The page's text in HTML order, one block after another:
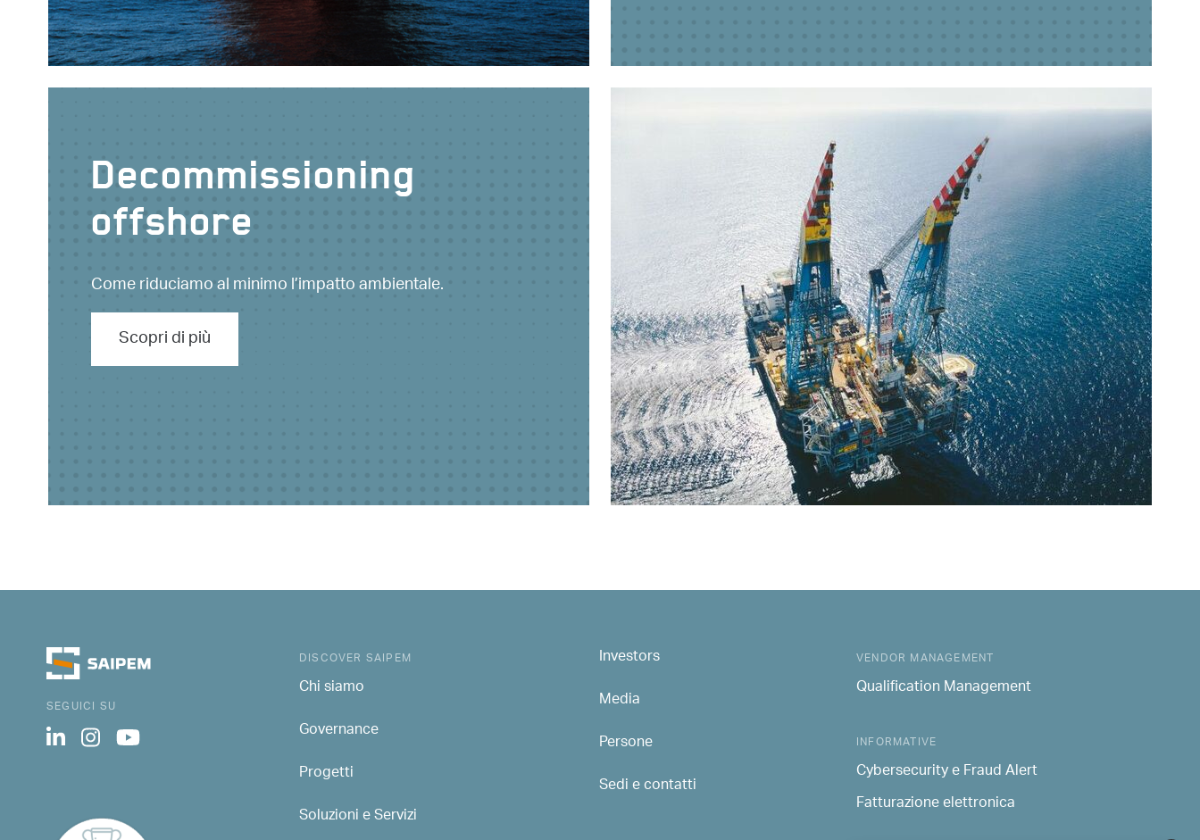
Decommissioning
offshore
Come riduciamo al minimo l’impatto ambientale.
Scopri di più
SEGUICI SU
DISCOVER SAIPEM
Chi siamo
Governance
Progetti
Soluzioni e Servizi
MAIN NAVIGATION
Investors
Media
Persone
Sedi e contatti
VENDOR MANAGEMENT
Qualification Management
INFORMATIVE
Cybersecurity e Fraud Alert
Fatturazione elettronica